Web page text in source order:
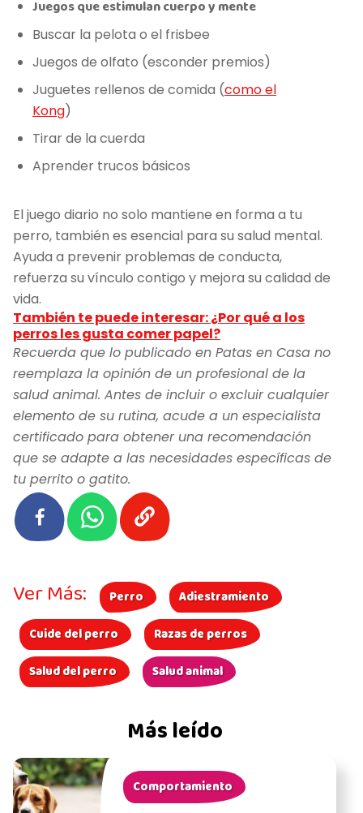
Juegos que estimulan cuerpo y mente
Buscar la pelota o el frisbee
Juegos de olfato (esconder premios)
Juguetes rellenos de comida (como el
Kong)
Tirar de la cuerda
Aprender trucos básicos
El juego diario no solo mantiene en forma a tu
perro, también es esencial para su salud mental.
Ayuda a prevenir problemas de conducta,
refuerza su vínculo contigo y mejora su calidad de
vida.
También te puede interesar:¿Por qué a los
perros les gusta comer papel?
Recuerda que lo publicado en Patas en Casa no
reemplaza la opinión de un profesional de la
salud animal. Antes de incluir o excluir cualquier
elemento de su rutina, acude a un especialista
certificado para obtener una recomendación
que se adapte a las necesidades específicas de
tu perrito o gatito.
Más leído
Comportamiento
Ver Más: Perro
Adiestramiento
Cuide del perro
Razas de perros
Salud del perro
Salud animal